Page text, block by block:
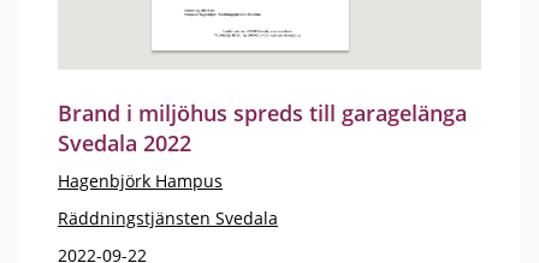
Brand i miljöhus spreds till garagelänga
Svedala 2022
Hagenbjörk Hampus
Räddningstjänsten Svedala
2022-09-22